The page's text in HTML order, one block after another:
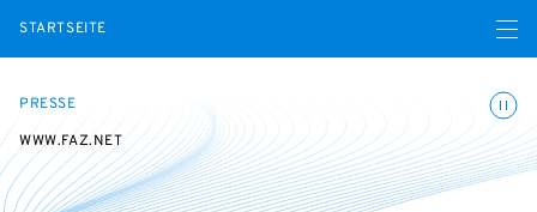
STARTSEITE Menü
PRESSE
WWW.FAZ.NET